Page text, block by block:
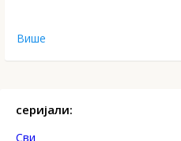
Више
серијали:
Сви